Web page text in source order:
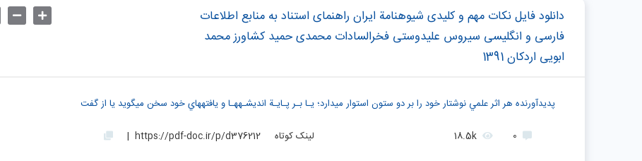
دانلود فایل نکات مهم و کلیدی شیوهنامة ایران راهنمای استناد به منابع اطلاعات
فارسی و انگلیسی سیروس علیدوستی فخرالسادات محمدی حمید کشاورز محمد
ابویی اردکان 1391
پديدآورنده هر اثر علمي نوشتار خود را بر دو ستون استوار ميدارد؛ يـا بـر پـايـة انديشـههـا و يافتههاي خود سخن ميگويد يا از گفت
0
18.5k لینک کوتاه https://pdf-doc.ir/p/d376212
|